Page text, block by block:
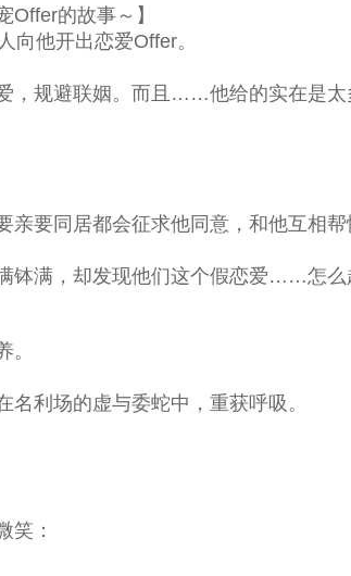
Offer的故事～】
向他开出恋爱Offer。
，规避联姻。而且……他给的实在是太
亲要同居都会征求他同意，和他互相
钵满，却发现他们这个假恋爱……怎么
利场的虚与委蛇中，重获呼吸。
笑：